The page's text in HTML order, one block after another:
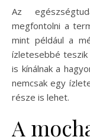
Az
megfontolni a
mint például a
ízletesebbé
is kínálnak a
nemcsak egy
része is lehet.
A